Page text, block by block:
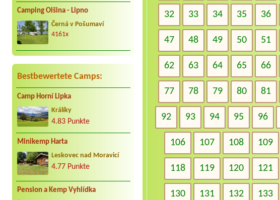
Camping Olšina - Lipno
Černá v Pošumaví
4161x
Bestbewertete Camps:
Camp Horní Lipka
Králíky
4.83 Punkte
Minikemp Harta
Leskovec nad Moravicí
4.77 Punkte
Pension a Kemp Vyhlídka
32 33 34 35 36
47 48 49 50 51
62 63 64 65 66
77 78 79 80 81
92 93 94 95 96
106 107 108 109
118 119 120 121
130 131 132 133